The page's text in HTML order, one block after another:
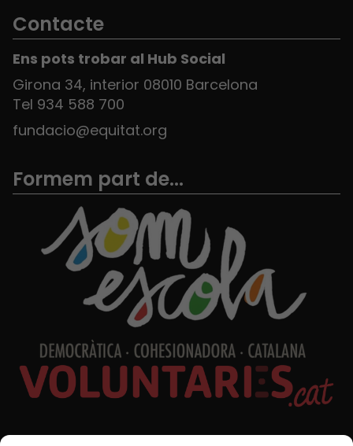
Contacte
Ens pots trobar al Hub Social
Girona 34, interior 08010 Barcelona
Tel 934 588 700
fundacio@equitat.org
Formem part de...